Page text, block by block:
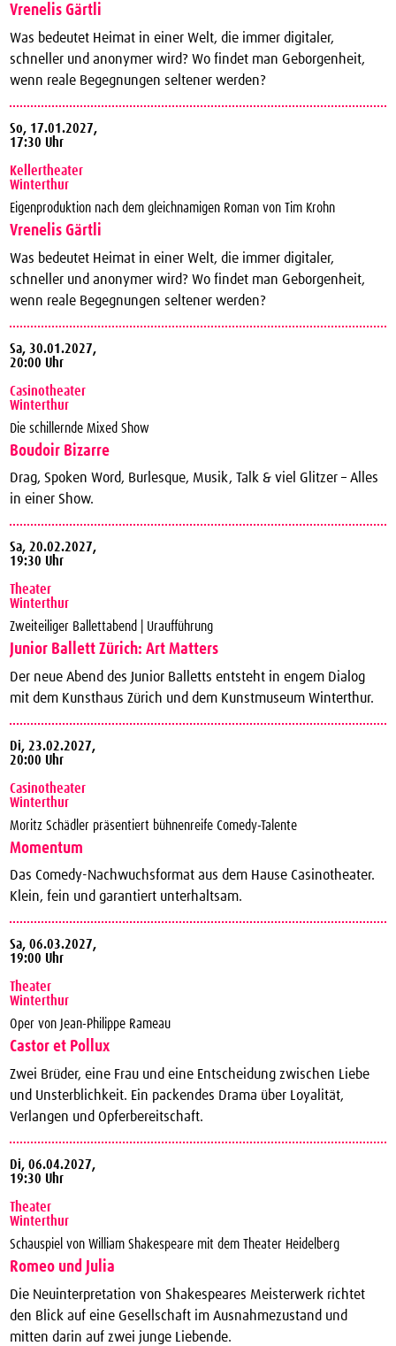
Vrenelis Gärtli
Was bedeutet Heimat in einer Welt, die immer digitaler,
schneller und anonymer wird? Wo findet man Geborgenheit,
wenn reale Begegnungen seltener werden?
So, 17.01.2027,
17:30 Uhr
Kellertheater
Winterthur
Eigenproduktion nach dem gleichnamigen Roman von Tim Krohn
Vrenelis Gärtli
Was bedeutet Heimat in einer Welt, die immer digitaler,
schneller und anonymer wird? Wo findet man Geborgenheit,
wenn reale Begegnungen seltener werden?
Sa, 30.01.2027,
20:00 Uhr
Casinotheater
Winterthur
Die schillernde Mixed Show
Boudoir Bizarre
Drag, Spoken Word, Burlesque, Musik, Talk & viel Glitzer – Alles
in einer Show.
Sa, 20.02.2027,
19:30 Uhr
Theater
Winterthur
Zweiteiliger Ballettabend | Uraufführung
Junior Ballett Zürich: Art Matters
Der neue Abend des Junior Balletts entsteht in engem Dialog
mit dem Kunsthaus Zürich und dem Kunstmuseum Winterthur.
Di, 23.02.2027,
20:00 Uhr
Casinotheater
Winterthur
Moritz Schädler präsentiert bühnenreife Comedy-Talente
Momentum
Das Comedy-Nachwuchsformat aus dem Hause Casinotheater.
Klein, fein und garantiert unterhaltsam.
Sa,06.03.2027,
19:00 Uhr
Theater
Winterthur
Oper von Jean-Philippe Rameau
Castor et Pollux
Zwei Brüder, eine Frau und eine Entscheidung zwischen Liebe
und Unsterblichkeit. Ein packendes Drama über Loyalität,
Verlangen und Opferbereitschaft.
Di,06.04.2027,
19:30 Uhr
Theater
Winterthur
Schauspiel von William Shakespeare mit dem Theater Heidelberg
Romeo und Julia
Die Neuinterpretation von Shakespeares Meisterwerk richtet
den Blick auf eine Gesellschaft im Ausnahmezustand und
mitten darin auf zwei junge Liebende.